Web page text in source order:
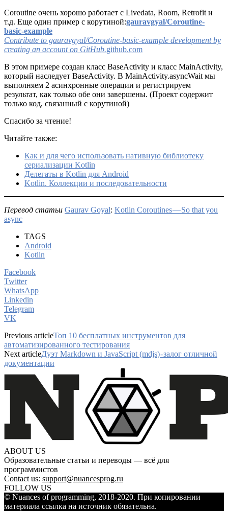
Coroutine очень хорошо работает с Livedata, Room, Retrofit и
т.д. Еще один пример с корутиной:gauravgyal/Coroutine-
basic-example
Contribute to gauravgyal/Coroutine-basic-example development by
creating an account on GitHub.github.com
В этом примере создан класс BaseActivity и класс MainActivity,
который наследует BaseActivity. В MainActivity.asyncWait мы
выполняем 2 асинхронные операции и регистрируем
результат, как только обе они завершены. (Проект содержит
только код, связанный с корутиной)
Спасибо за чтение!
Читайте также:
Как и для чего использовать нативную библиотеку
сериализации Kotlin
Делегаты в Kotlin для Android
Kotlin. Коллекции и последовательности
Перевод статьи Gaurav Goyal: Kotlin Coroutines — So that you
async
TAGS
Android
Kotlin
Facebook
Twitter
WhatsApp
Linkedin
Telegram
VK
Previous articleТоп 10 бесплатных инструментов для
автоматизированного тестирования
Next articleДуэт Markdown и JavaScript (mdjs) - залог отличной
документации
ABOUT US
Образовательные статьи и переводы — всё для
программистов
Contact us: support@nuancesprog.ru
FOLLOW US
© Nuances of programming, 2018-2020. При копировании
материала ссылка на источник обязательна.